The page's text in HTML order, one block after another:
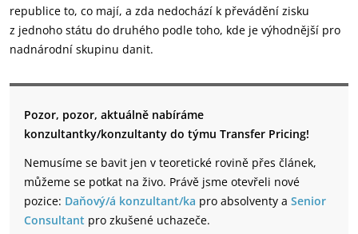
republice to, co mají, a zda nedochází k převádění zisku
z jednoho státu do druhého podle toho, kde je výhodnější pro
nadnárodní skupinu danit.
Pozor, pozor, aktuálně nabíráme
konzultantky/konzultanty do týmu Transfer Pricing!
Nemusíme se bavit jen v teoretické rovině přes článek,
můžeme se potkat na živo. Právě jsme otevřeli nové
pozice: Daňový/á konzultant/ka pro absolventy a Senior
Consultant pro zkušené uchazeče.